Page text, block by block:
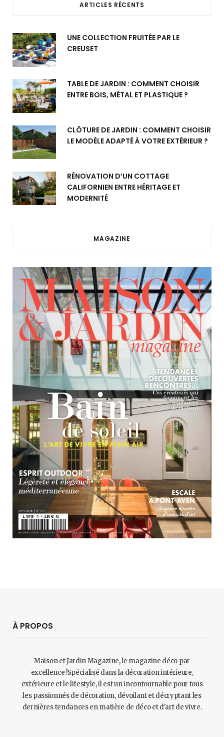
ARTICLES RÉCENTS
UNE COLLECTION FRUITÉE PAR LE
CREUSET
TABLE DE JARDIN : COMMENT CHOISIR
ENTRE BOIS, MÉTAL ET PLASTIQUE ?
CLÔTURE DE JARDIN : COMMENT CHOISIR
LE MODÈLE ADAPTÉ À VOTRE EXTÉRIEUR ?
RÉNOVATION D’UN COTTAGE
CALIFORNIEN ENTRE HÉRITAGE ET
MODERNITÉ
MAGAZINE
À PROPOS
Maison et Jardin Magazine, le magazine déco par
excellence !Spécialisé dans la décoration intérieure,
extérieure et le lifestyle, il est un incontournable pour tous
les passionnés de décoration, dévoilant et décryptant les
dernières tendances en matière de déco et d'art de vivre.